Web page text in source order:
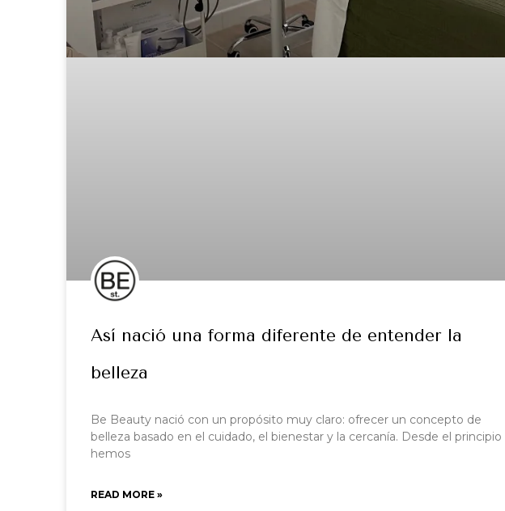
Así nació una forma diferente de entender la
belleza
Be Beauty nació con un propósito muy claro: ofrecer un concepto de
belleza basado en el cuidado, el bienestar y la cercanía. Desde el principio
hemos
READ MORE »